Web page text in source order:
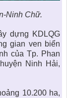
Ninh Chữ.
dựng KDLQG
gian ven biển
của Tp. Phan
Ninh Hải,
10.200 ha,